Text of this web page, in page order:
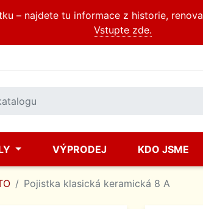
– najdete tu informace z historie,
Vstupte zde.
VÝPRODEJ KDO JSME
Pojistka klasická keramická 8 A